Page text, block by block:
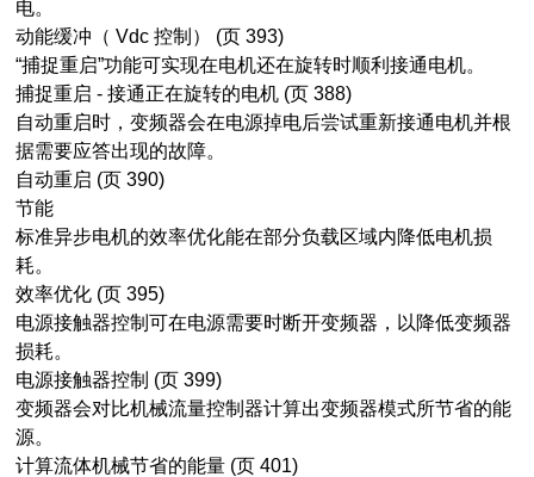
电。
动能缓冲（ Vdc 控制） (页 393)
“捕捉重启”功能可实现在电机还在旋转时顺利接通电机。
捕捉重启 - 接通正在旋转的电机 (页 388)
自动重启时，变频器会在电源掉电后尝试重新接通电机并根
据需要应答出现的故障。
自动重启 (页 390)
节能
标准异步电机的效率优化能在部分负载区域内降低电机损
耗。
效率优化 (页 395)
电源接触器控制可在电源需要时断开变频器，以降低变频器
损耗。
电源接触器控制 (页 399)
变频器会对比机械流量控制器计算出变频器模式所节省的能
源。
计算流体机械节省的能量 (页 401)